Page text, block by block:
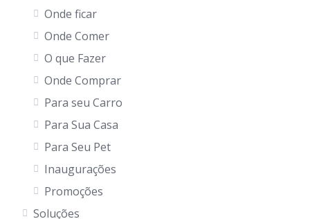
Onde ficar
Onde Comer
O que Fazer
Onde Comprar
Para seu Carro
Para Sua Casa
Para Seu Pet
Inaugurações
Promoções
Soluções